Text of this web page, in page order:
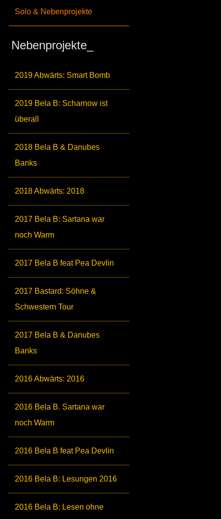
Solo & Nebenprojekte
Nebenprojekte_
2019 Abwärts: Smart Bomb
2019 Bela B: Scharnow ist
überall
2018 Bela B & Danubes
Banks
2018 Abwärts: 2018
2017 Bela B: Sartana war
noch Warm
2017 Bela B feat Pea Devlin
2017 Bastard: Söhne &
Schwestern Tour
2017 Bela B & Danubes
Banks
2016 Abwärts: 2016
2016 Bela B. Sartana war
noch Warm
2016 Bela B feat Pea Devlin
2016 Bela B: Lesungen 2016
2016 Bela B: Lesen ohne